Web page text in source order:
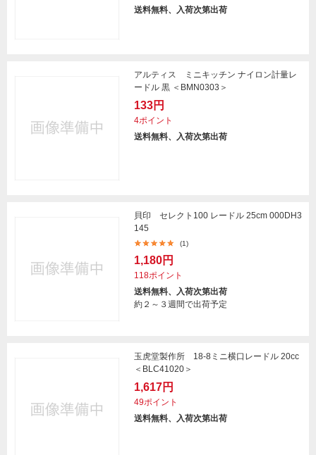
送料無料、入荷次第出荷
アルティス ミニキッチン ナイロン計量レ
ードル 黒 ＜BMN0303＞
133円
4ポイント
送料無料、入荷次第出荷
貝印 セレクト100 レードル 25cm 000DH3
145
(1)
1,180円
118ポイント
送料無料、入荷次第出荷
約２～３週間で出荷予定
玉虎堂製作所 18-8ミニ横口レードル 20cc
＜BLC41020＞
1,617円
49ポイント
送料無料、入荷次第出荷